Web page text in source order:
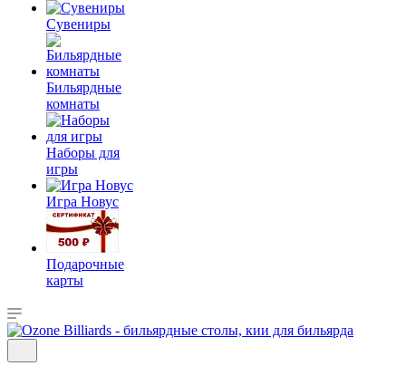
Сувениры
Бильярдные
комнаты
Наборы для
игры
Игра Новус
Подарочные
карты